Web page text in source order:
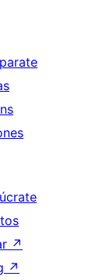
↗
↗